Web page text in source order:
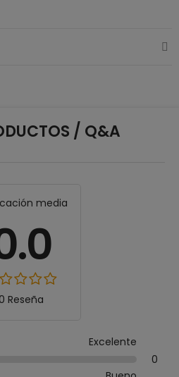
/ Q&A
media
Reseña
Excelente
0